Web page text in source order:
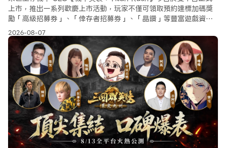
上市，推出一系列歡慶上市活動，玩家不僅可領取預約達標加碼獎
勵「高級招募券」、「倖存者招募券」、「晶鑽」等豐富遊戲資
源，登入即可免費獲得 20 連抽，參與限時慶典，還有機會
2026-08-07